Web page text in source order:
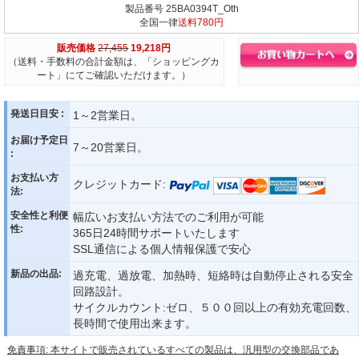
製品番号 25BA0394T_Oth
全国一律送料780円
販売価格 27,455 19,218円
（送料・手数料の合計金額は、「ショッピングカ
ート」にてご確認いただけます。）
発送日目安 : 1～2営業日。
お届け予定日
:
7～20営業日。
お支払い方
法:
クレジットカード:
安全性と利便
性:
幅広いお支払い方法でのご利用が可能
365日24時間サポートいたします
SSL通信による個人情報保護で安心
新品の出品:
過充電、過放電、加熱時、短絡時は自動停止される安全
回路設計。
サイクルカウント:ゼロ、５００回以上の有効充電回数、
長時間で使用出来ます。
免責事項: 本サイトで販売されているすべての製品は、汎用型の交換部品であ